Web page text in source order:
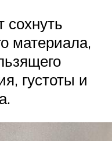
сохнуть
материала,
густоты и